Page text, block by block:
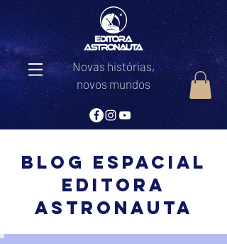
Novas histórias,
novos mundos
Blog Espacial
editora
astronauta